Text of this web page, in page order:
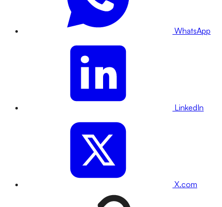
WhatsApp
LinkedIn
X.com